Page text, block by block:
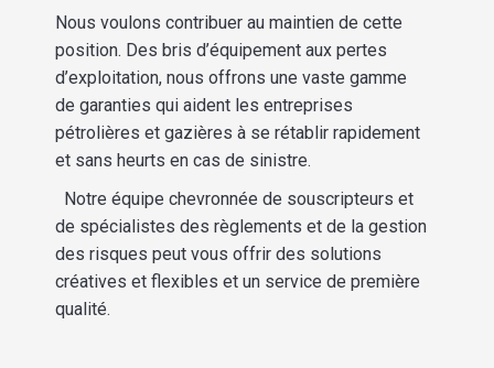
Nous voulons contribuer au maintien de cette
position. Des bris d’équipement aux pertes
d’exploitation, nous offrons une vaste gamme
de garanties qui aident les entreprises
pétrolières et gazières à se rétablir rapidement
et sans heurts en cas de sinistre.
Notre équipe chevronnée de souscripteurs et
de spécialistes des règlements et de la gestion
des risques peut vous offrir des solutions
créatives et flexibles et un service de première
qualité.